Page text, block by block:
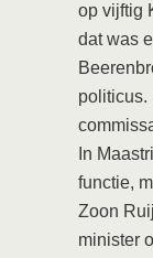
op vijftig
dat was
politicus.
In
functie,
Zoon
minister